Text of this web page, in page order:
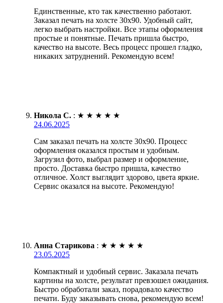
Единственные, кто так качественно работают.
Заказал печать на холсте 30х90. Удобный сайт,
легко выбрать настройки. Все этапы оформления
простые и понятные. Печать пришла быстро,
качество на высоте. Весь процесс прошел гладко,
никаких затруднений. Рекомендую всем!
Никола С. : ★ ★ ★ ★ ★
24.06.2025
Сам заказал печать на холсте 30х90. Процесс
оформления оказался простым и удобным.
Загрузил фото, выбрал размер и оформление,
просто. Доставка быстро пришла, качество
отличное. Холст выглядит здорово, цвета яркие.
Сервис оказался на высоте. Рекомендую!
Анна Старикова : ★ ★ ★ ★ ★
23.05.2025
Компактный и удобный сервис. Заказала печать
картины на холсте, результат превзошел ожидания.
Быстро обработали заказ, порадовало качество
печати. Буду заказывать снова, рекомендую всем!